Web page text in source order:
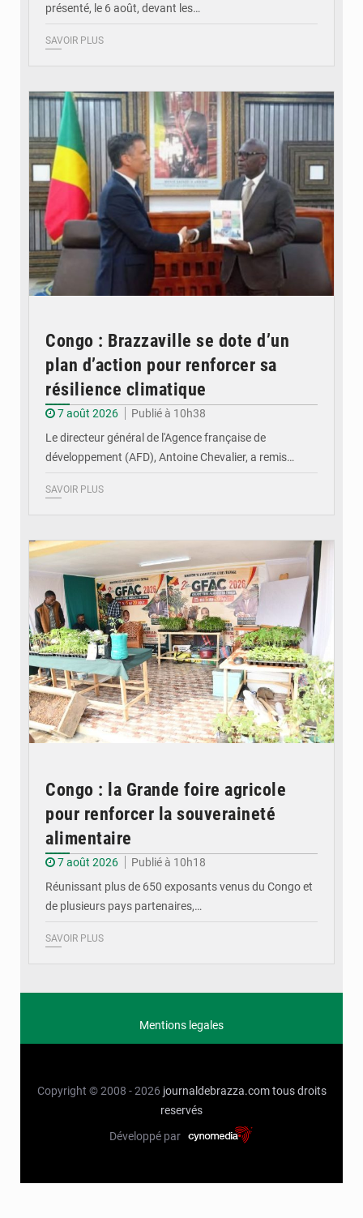
présenté, le 6 août, devant les…
SAVOIR PLUS
Congo : Brazzaville se dote d’un
plan d’action pour renforcer sa
résilience climatique
7 août 2026
Publié à 10h38
Le directeur général de l'Agence française de
développement (AFD), Antoine Chevalier, a remis…
SAVOIR PLUS
Congo : la Grande foire agricole
pour renforcer la souveraineté
alimentaire
7 août 2026
Publié à 10h18
Réunissant plus de 650 exposants venus du Congo et
de plusieurs pays partenaires,…
SAVOIR PLUS
Mentions legales
Copyright © 2008 - 2026 journaldebrazza.com tous droits
reservés
Développé par